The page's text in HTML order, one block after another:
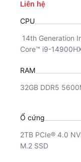
RTX 4090 16GB
2.5K 240Hz (New)
Liên hệ
CPU
14th Generation
Core™ i9-
4.10 GHz P-cores
RAM
32GB DDR5
Ổ cứng
2TB PCIe® 4.0
M.2 SSD